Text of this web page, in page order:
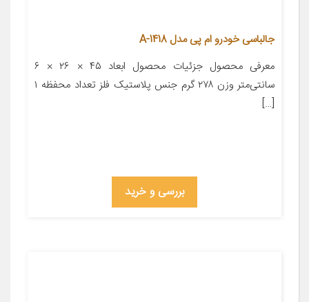
جالباسی خودرو ام پی مدل A-1418
معرفی محصول جزئیات محصول ابعاد ۴۵ × ۲۶ × ۶
سانتی‌متر وزن ۲۷۸ گرم جنس پلاستیک فلز تعداد محفظه ۱
[…]
بررسی و خرید